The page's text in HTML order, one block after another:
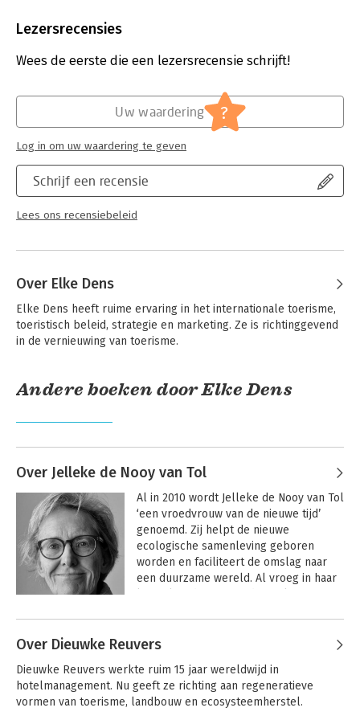
Uitgever:
Verschijningsdatum:
17-6-2022
Mens en maatschappij
Lezersrecensies
Wees de eerste die een lezersrecensie schrijft!
Schrijf een recensie
Lees ons recensiebeleid
Uw waardering ?
Log in om uw waardering te geven
Over Elke Dens
Elke Dens heeft ruime ervaring in het internationale toerisme,
toeristisch beleid, strategie en marketing. Ze is richtinggevend
in de vernieuwing van toerisme.
Andere boeken door Elke Dens
Toerisme is dood,
Bekijk alle boeken
Over Jelleke de Nooy van Tol
Al in 2010 wordt Jelleke de Nooy van Tol
‘een vroedvrouw van de nieuwe tijd’
genoemd. Zij helpt de nieuwe
ecologische samenleving geboren
worden en faciliteert de omslag naar
een duurzame wereld. Al vroeg in haar
bodem, water, natuur, planten, dieren
wereld (2013), Niet normaal
Toerisme is dood, leve de reiziger
(2022).
van Tol
Over Dieuwke Reuvers
Dieuwke Reuvers werkte ruim 15 jaar wereldwijd in
hotelmanagement. Nu geeft ze richting aan regeneratieve
vormen van toerisme, landbouw en ecosysteemherstel.